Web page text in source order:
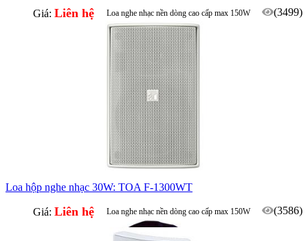
Giá: Liên hệ (3499)
Loa nghe nhạc nền dòng cao cấp max 150W
Phù hợp quầy ba, ballroom, phòng họp...
Loa hộp nghe nhạc 30W: TOA F-1300WT
Giá: Liên hệ (3586)
Loa nghe nhạc nền dòng cao cấp max 150W
Phù hợp quầy ba, ballroom, phòng họp...